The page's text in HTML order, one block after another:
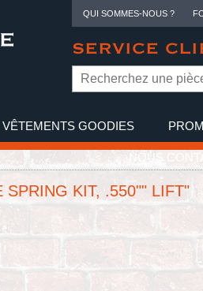
QUI SOMMES-NOUS ?
SERVICE
VÊTEMENTS GOODIES
NOUS
SPRING KIT, .550"" LIFT"